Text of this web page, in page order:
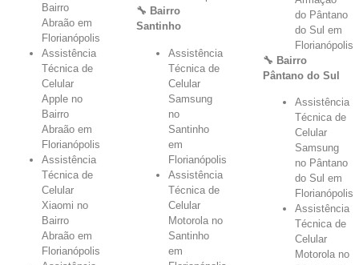
Bairro
Abraão em
Florianópolis
Assistência
Técnica de
Celular
Apple no
Bairro
Abraão em
Florianópolis
Assistência
Técnica de
Celular
Xiaomi no
Bairro
Abraão em
Florianópolis
🔧 Bairro
Santinho
Assistência
Técnica de
Celular
Samsung
no
Santinho
em
Florianópolis
Assistência
Técnica de
Celular
Motorola no
Santinho
em
do Pântano
do Sul em
Florianópolis
🔧 Bairro
Pântano do Sul
Assistência
Técnica de
Celular
Samsung
no Pântano
do Sul em
Florianópolis
Assistência
Técnica de
Celular
Motorola no